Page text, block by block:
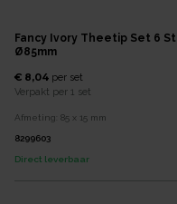
Fancy Ivory Theetip Set 6
Ø85mm
€ 8,04 per set
Verpakt per 1 set
Afmeting: 85 x 15 mm
8299603
Direct leverbaar